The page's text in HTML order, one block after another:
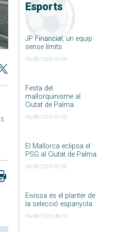
Esports
JP Financial, un equip
sense límits
06/08/2026 05:54
Festa del
mallorquinisme al
Ciutat de Palma
06/08/2026 05:50
El Mallorca eclipsa el
PSG al Ciutat de Palma
06/08/2026 05:36
Eivissa és el planter de
la selecció espanyola
04/08/2026 08:24